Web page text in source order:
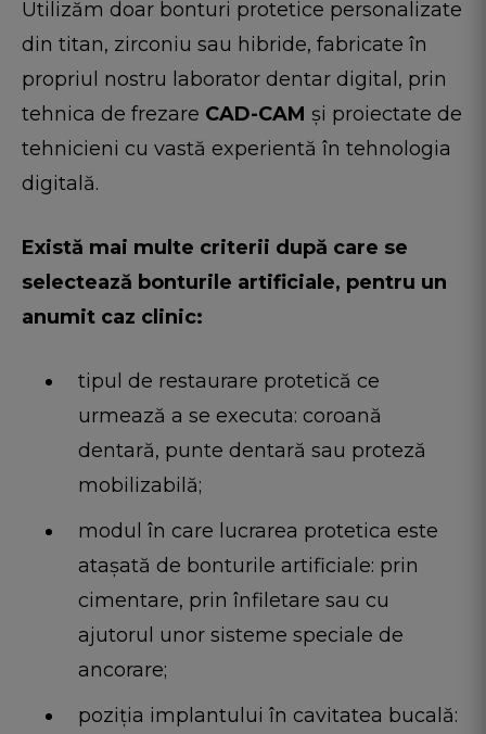
Utilizăm doar bonturi protetice personalizate
din titan, zirconiu sau hibride, fabricate în
propriul nostru laborator dentar digital, prin
tehnica de frezare CAD-CAM și proiectate de
tehnicieni cu vastă experientă în tehnologia
digitală.
Există mai multe criterii după care se
selectează bonturile artificiale, pentru un
anumit caz clinic:
tipul de restaurare protetică ce
urmează a se executa: coroană
dentară, punte dentară sau proteză
mobilizabilă;
modul în care lucrarea protetica este
atașată de bonturile artificiale: prin
cimentare, prin înfiletare sau cu
ajutorul unor sisteme speciale de
ancorare;
poziția implantului în cavitatea bucală: